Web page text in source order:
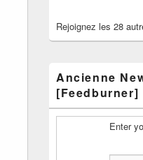
Rejoignez les 28
Ancienne
[Feedburner]
Enter